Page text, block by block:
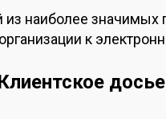
наиболее значимых
к